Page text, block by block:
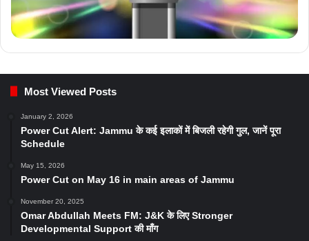
Most Viewed Posts
January 2, 2026
Power Cut Alert: Jammu के कई इलाकों में बिजली रहेगी गुल, जानें पूरा
Schedule
May 15, 2026
Power Cut on May 16 in main areas of Jammu
November 20, 2025
Omar Abdullah Meets FM: J&K के लिए Stronger
Developmental Support की माँग